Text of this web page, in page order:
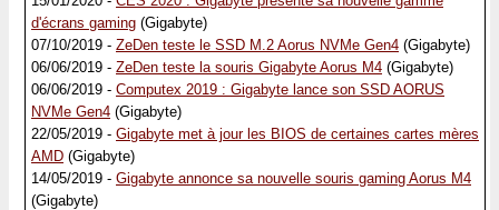
d'écrans gaming (Gigabyte)
07/10/2019 - ZeDen teste le SSD M.2 Aorus NVMe Gen4 (Gigabyte)
06/06/2019 - ZeDen teste la souris Gigabyte Aorus M4 (Gigabyte)
06/06/2019 - Computex 2019 : Gigabyte lance son SSD AORUS
NVMe Gen4 (Gigabyte)
22/05/2019 - Gigabyte met à jour les BIOS de certaines cartes mères
AMD (Gigabyte)
14/05/2019 - Gigabyte annonce sa nouvelle souris gaming Aorus M4
(Gigabyte)